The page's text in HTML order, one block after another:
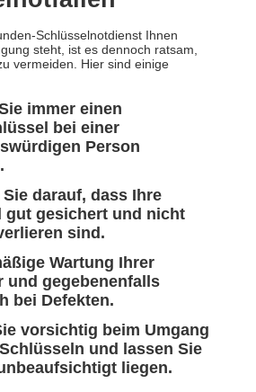
Schlüsselnotdienst Ihnen
steht, ist es dennoch ratsam,
vermeiden. Hier sind einige
immer einen
bei einer
Person
darauf, dass Ihre
gut gesichert und nicht
sind.
Wartung Ihrer
und gegebenenfalls
bei Defekten.
vorsichtig beim Umgang
und lassen Sie
liegen.